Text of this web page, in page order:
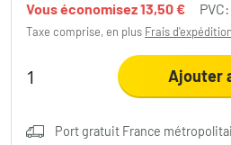
Vous économisez13,50 € PVC:
Taxe comprise, en plus Frais d'expédition
Ajouter
Port gratuit France